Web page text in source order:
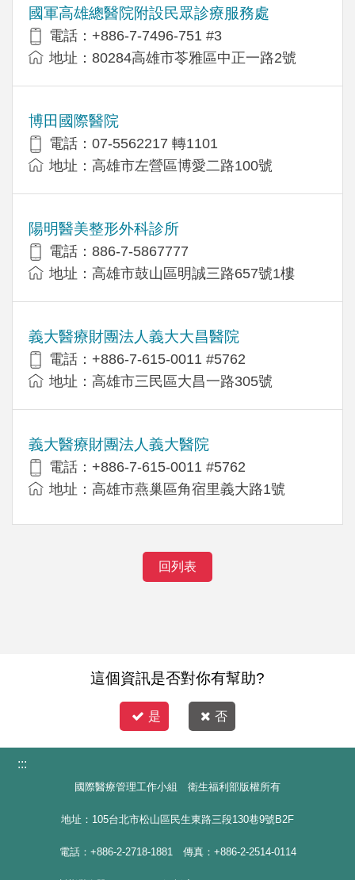
國軍高雄總醫院附設民眾診療服務處
電話：+886-7-7496-751 #3
地址：80284高雄市苓雅區中正一路2號
博田國際醫院
電話：07-5562217 轉1101
地址：高雄市左營區博愛二路100號
陽明醫美整形外科診所
電話：886-7-5867777
地址：高雄市鼓山區明誠三路657號1樓
義大醫療財團法人義大大昌醫院
電話：+886-7-615-0011 #5762
地址：高雄市三民區大昌一路305號
義大醫療財團法人義大醫院
電話：+886-7-615-0011 #5762
地址：高雄市燕巢區角宿里義大路1號
回列表
這個資訊是否對你有幫助?
是 否
:::
國際醫療管理工作小組 衛生福利部版權所有
地址：105台北市松山區民生東路三段130巷9號B2F
電話：+886-2-2718-1881 傳真：+886-2-2514-0114